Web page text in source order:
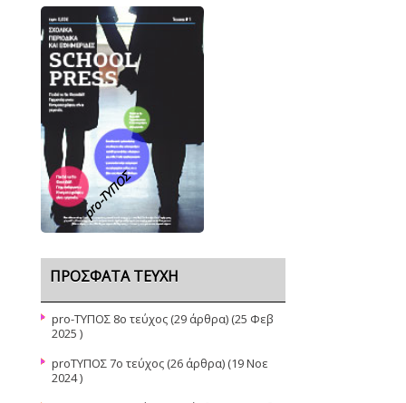
pro-TΥΠΟΣ
ΠΡΌΣΦΑΤΑ ΤΕΎΧΗ
pro-ΤΥΠΟΣ 8ο τεύχος (29 άρθρα) (25 Φεβ
2025 )
proΤΥΠΟΣ 7ο τεύχος (26 άρθρα) (19 Νοε
2024 )